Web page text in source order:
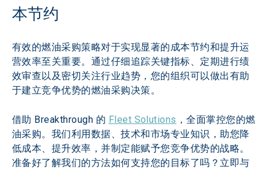
本节约
有效的燃油采购策略对于实现显著的成本节约和提升运
营效率至关重要。通过仔细追踪关键指标、定期进行绩
效审查以及密切关注行业趋势，您的组织可以做出有助
于建立竞争优势的燃油采购决策。
借助 Breakthrough 的 Fleet Solutions ，全面掌控您的燃
油采购。我们利用数据、技术和市场专业知识，助您降
低成本、提升效率，并制定能赋予您竞争优势的战略。
准备好了解我们的方法如何支持您的目标了吗？立即与